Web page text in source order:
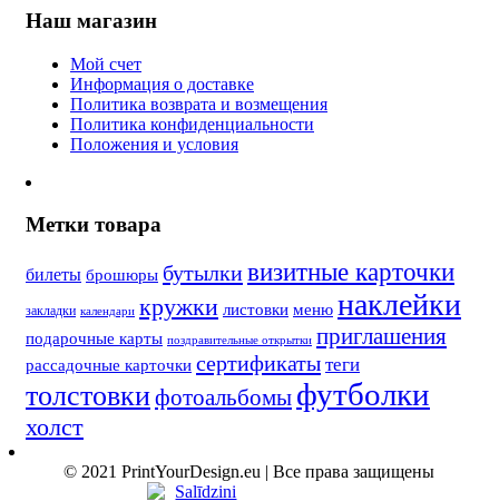
Наш магазин
Мой счет
Информация о доставке
Политика возврата и возмещения
Политика конфиденциальности
Положения и условия
Метки товара
билеты брошюры бутылкивизитные карточки
закладки календари кружки листовки меню наклейки
подарочные карты поздравительные открытки приглашения
рассадочные карточки сертификаты теги
толстовкифотоальбомы футболки
холст
© 2021 PrintYourDesign.eu | Все права защищены